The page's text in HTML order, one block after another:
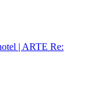
| ARTE Re: